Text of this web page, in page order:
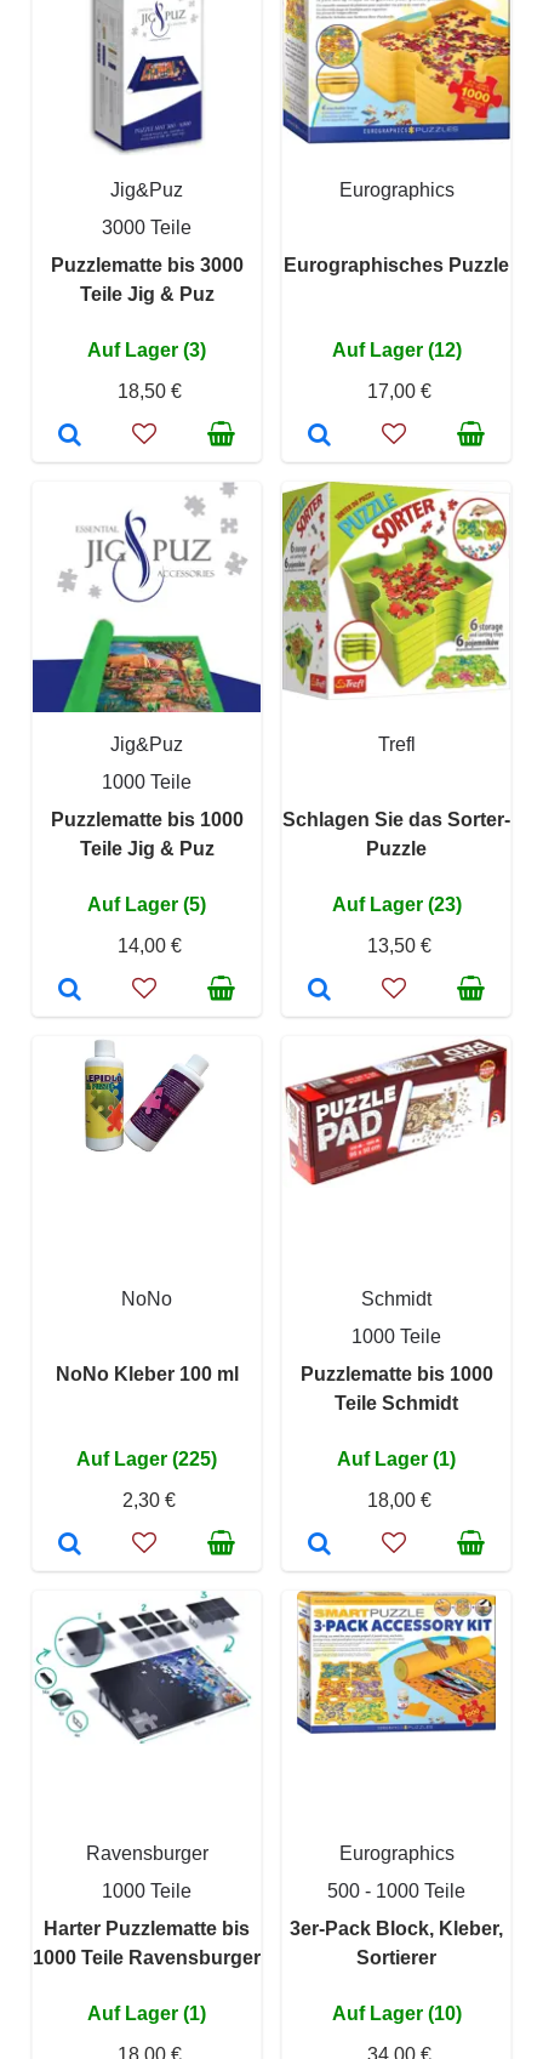
Jig&Puz
3000 Teile
Puzzlematte bis 3000
Teile Jig & Puz
Auf Lager (3)
18,50 €
Eurographics
Eurographisches Puzzle
Auf Lager (12)
17,00 €
Jig&Puz
1000 Teile
Puzzlematte bis 1000
Teile Jig & Puz
Auf Lager (5)
14,00 €
Trefl
Schlagen Sie das Sorter-
Puzzle
Auf Lager (23)
13,50 €
NoNo
NoNo Kleber 100 ml
Auf Lager (225)
2,30 €
Schmidt
1000 Teile
Puzzlematte bis 1000
Teile Schmidt
Auf Lager (1)
18,00 €
Ravensburger
1000 Teile
Harter Puzzlematte bis
1000 Teile Ravensburger
Auf Lager (1)
18,00 €
Eurographics
500 - 1000 Teile
3er-Pack Block, Kleber,
Sortierer
Auf Lager (10)
34,00 €